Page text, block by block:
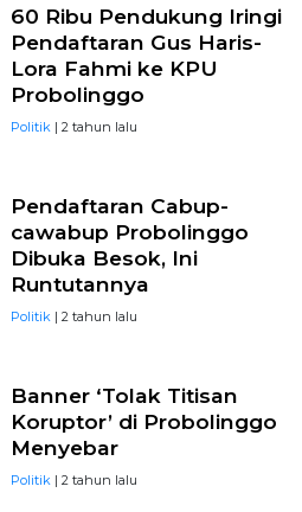
60 Ribu Pendukung Iringi
Pendaftaran Gus Haris-
Lora Fahmi ke KPU
Probolinggo
Politik| 2 tahun lalu
Pendaftaran Cabup-
cawabup Probolinggo
Dibuka Besok, Ini
Runtutannya
Politik| 2 tahun lalu
Banner ‘Tolak Titisan
Koruptor’ di Probolinggo
Menyebar
Politik| 2 tahun lalu